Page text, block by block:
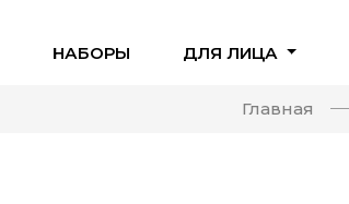
НАБОРЫ ДЛЯ ЛИЦА
Главная